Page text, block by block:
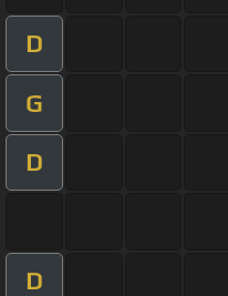
D
G
D
D